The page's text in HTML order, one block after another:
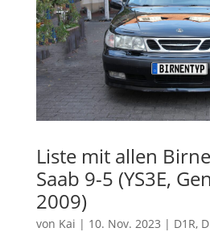
Liste mit allen
Saab 9-5 (YS3E,
2009)
von Kai | 10. Nov. 2023 | D1R,